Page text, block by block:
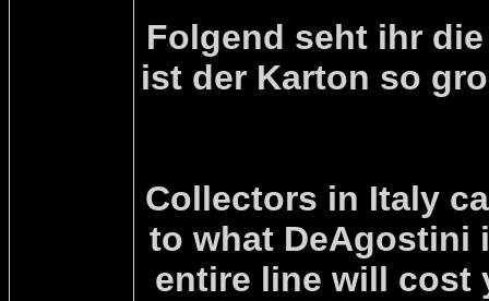
Folgend seht ihr
ist der Karton so
Collectors in Italy
to what DeAgostini
entire line will cost